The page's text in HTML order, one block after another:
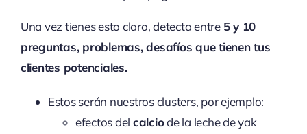
Una vez tienes esto claro, detecta entre 5 y 10
preguntas, problemas, desafíos que tienen tus
clientes potenciales.
Estos serán nuestros clusters, por ejemplo:
efectos del calciode la leche de yak